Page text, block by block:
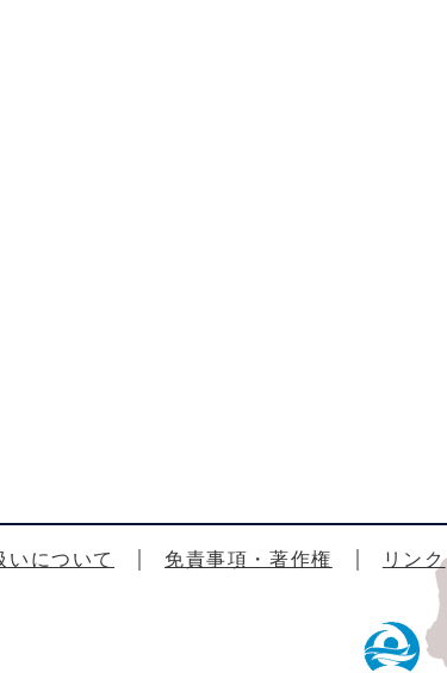
いについて 免責事項・著作権 リンク